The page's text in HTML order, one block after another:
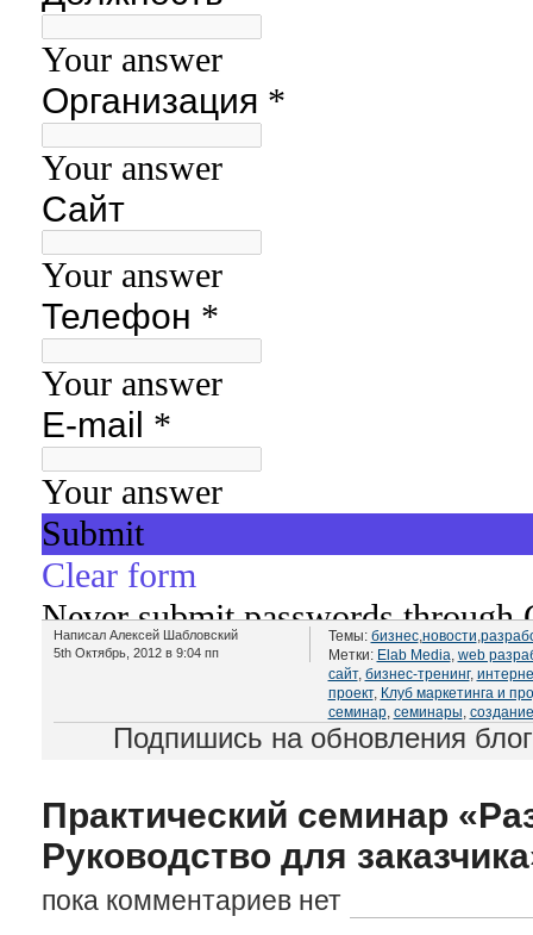
Написал Алексей Шабловский
5th Октябрь, 2012 в 9:04 пп
Темы: бизнес,новости,
Метки: Elab Media, web
сайт, бизнес-тренинг,
проект, Клуб маркетинга и
семинар, семинары,
Подпишись на обновления
Практический семинар
Руководство для
пока комментариев нет